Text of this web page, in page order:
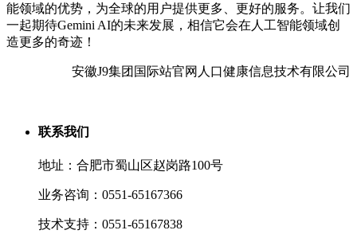
能领域的优势，为全球的用户提供更多、更好的服务。让我们
一起期待Gemini AI的未来发展，相信它会在人工智能领域创
造更多的奇迹！
安徽J9集团国际站官网人口健康信息技术有限公司
联系我们
地址：合肥市蜀山区赵岗路100号
业务咨询：0551-65167366
技术支持：0551-65167838